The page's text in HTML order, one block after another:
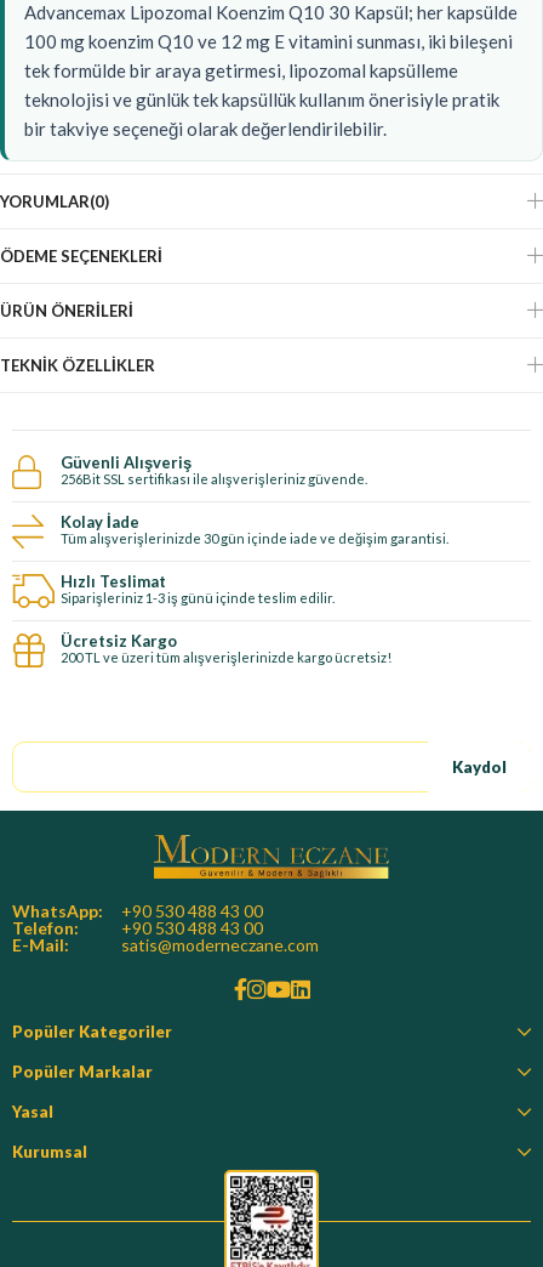
Advancemax Lipozomal Koenzim Q10 30 Kapsül; her kapsülde
100 mg koenzim Q10 ve 12 mg E vitamini sunması, iki bileşeni
tek formülde bir araya getirmesi, lipozomal kapsülleme
teknolojisi ve günlük tek kapsüllük kullanım önerisiyle pratik
bir takviye seçeneği olarak değerlendirilebilir.
YORUMLAR(0)
ÖDEME SEÇENEKLERI
ÜRÜN ÖNERILERI
TEKNIK ÖZELLIKLER
Güvenli Alışveriş
256Bit SSL sertifikası ile alışverişleriniz güvende.
Kolay İade
Tüm alışverişlerinizde 30 gün içinde iade ve değişim garantisi.
Hızlı Teslimat
Siparişleriniz 1-3 iş günü içinde teslim edilir.
Ücretsiz Kargo
200 TL ve üzeri tüm alışverişlerinizde kargo ücretsiz!
Kaydol
WhatsApp:
+90 530 488 43 00
Telefon:
+90 530 488 43 00
E-Mail:
satis@moderneczane.com
Popüler Kategoriler
Popüler Markalar
Yasal
Kurumsal